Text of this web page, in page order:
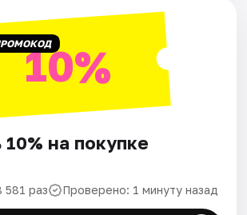
10%
на покупке
581 раз Проверено: 1 минуту назад